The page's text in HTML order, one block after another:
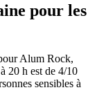
pour les
Alum Rock,
20 h est de 4/10
sensibles à